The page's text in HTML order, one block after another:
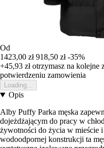
Od
1423,00 zł 918,50 zł -35%
+45,93 złotrzymasz na kolejne
potwierdzeniu zamowienia
Loading...
Opis
Alby Puffy Parka męska
dojeżdżającym do pracy w
żywotności do życia w mieście
wodoodpornej konstrukcji ta